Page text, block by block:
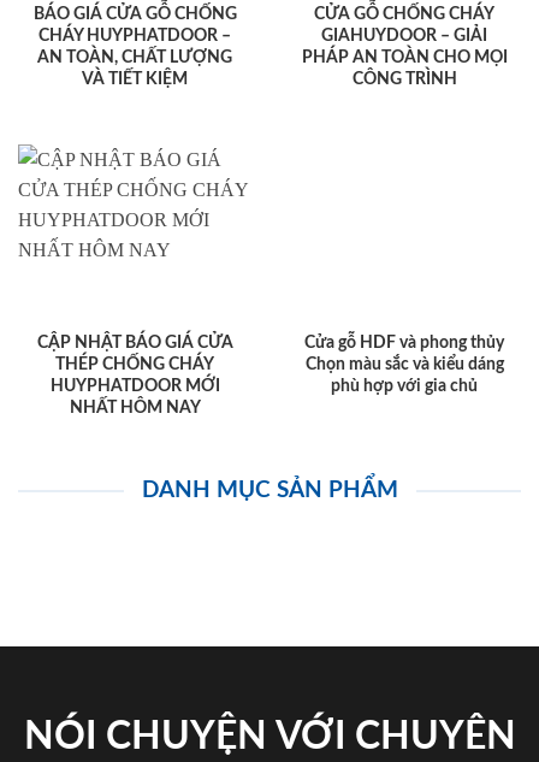
BÁO GIÁ CỬA GỖ CHỐNG
CHÁY HUYPHATDOOR –
AN TOÀN, CHẤT LƯỢNG
VÀ TIẾT KIỆM
CỬA GỖ CHỐNG CHÁY
GIAHUYDOOR – GIẢI
PHÁP AN TOÀN CHO MỌI
CÔNG TRÌNH
CẬP NHẬT BÁO GIÁ CỬA
THÉP CHỐNG CHÁY
HUYPHATDOOR MỚI
NHẤT HÔM NAY
Cửa gỗ HDF và phong thủy
Chọn màu sắc và kiểu dáng
phù hợp với gia chủ
DANH MỤC SẢN PHẨM
NÓI CHUYỆN VỚI CHUYÊN